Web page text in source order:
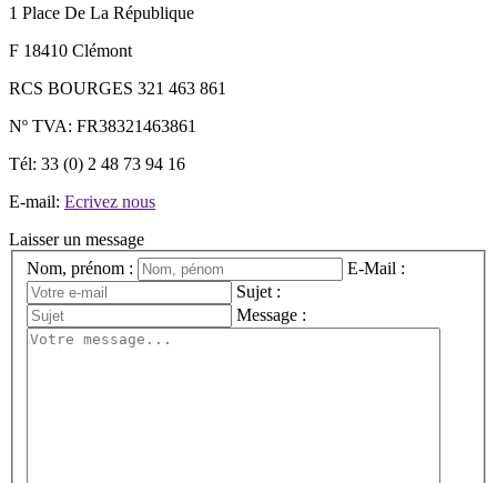
1 Place De La République
F 18410 Clémont
RCS BOURGES 321 463 861
Nº TVA: FR38321463861
Tél: 33 (0) 2 48 73 94 16
E-mail: Ecrivez nous
Laisser un message
Nom, prénom :
E-Mail :
Sujet :
Message :